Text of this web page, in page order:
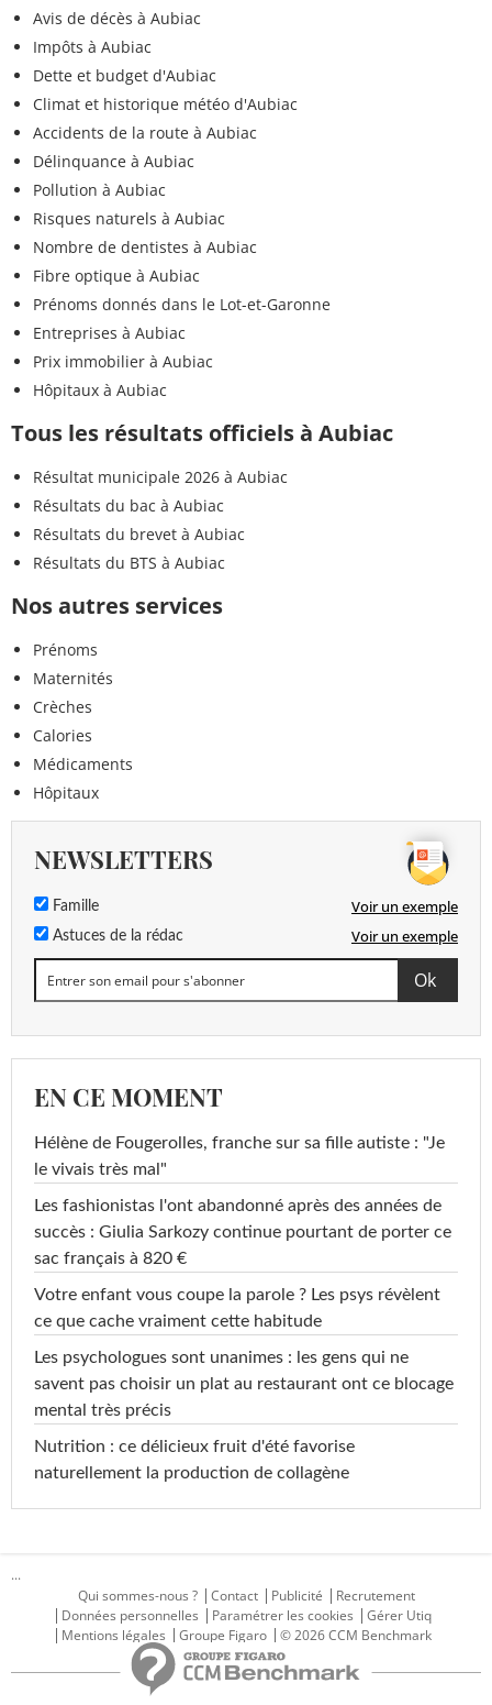
Avis de décès à Aubiac
Impôts à Aubiac
Dette et budget d'Aubiac
Climat et historique météo d'Aubiac
Accidents de la route à Aubiac
Délinquance à Aubiac
Pollution à Aubiac
Risques naturels à Aubiac
Nombre de dentistes à Aubiac
Fibre optique à Aubiac
Prénoms donnés dans le Lot-et-Garonne
Entreprises à Aubiac
Prix immobilier à Aubiac
Hôpitaux à Aubiac
Tous les résultats officiels à Aubiac
Résultat municipale 2026 à Aubiac
Résultats du bac à Aubiac
Résultats du brevet à Aubiac
Résultats du BTS à Aubiac
Nos autres services
Prénoms
Maternités
Crèches
Calories
Médicaments
Hôpitaux
NEWSLETTERS
Famille Voir un exemple
Astuces de la rédac Voir un exemple
EN CE MOMENT
Hélène de Fougerolles, franche sur sa fille autiste : "Je
le vivais très mal"
Les fashionistas l'ont abandonné après des années de
succès : Giulia Sarkozy continue pourtant de porter ce
sac français à 820 €
Votre enfant vous coupe la parole ? Les psys révèlent
ce que cache vraiment cette habitude
Les psychologues sont unanimes : les gens qui ne
savent pas choisir un plat au restaurant ont ce blocage
mental très précis
Nutrition : ce délicieux fruit d'été favorise
naturellement la production de collagène
...
Qui sommes-nous ?
Contact Publicité
Recrutement
Données personnelles
Paramétrer les cookies
Gérer Utiq
Mentions légales
Groupe Figaro © 2026 CCM Benchmark